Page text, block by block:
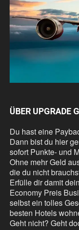
ÜBER UPGRADE
Du hast eine
Dann bist du hier
sofort Punkte- und
Ohne mehr Geld
die du nicht
Erfülle dir damit
Economy Preis
selbst ein tolles
besten Hotels
Geht nicht? Geht